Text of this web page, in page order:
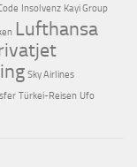
Insolvenz Kayi Group
Lufthansa
Sky Airlines
Türkei-Reisen Ufo